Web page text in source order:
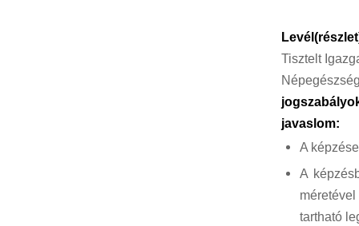
Tisztelt
javaslom:
A
A
tartható